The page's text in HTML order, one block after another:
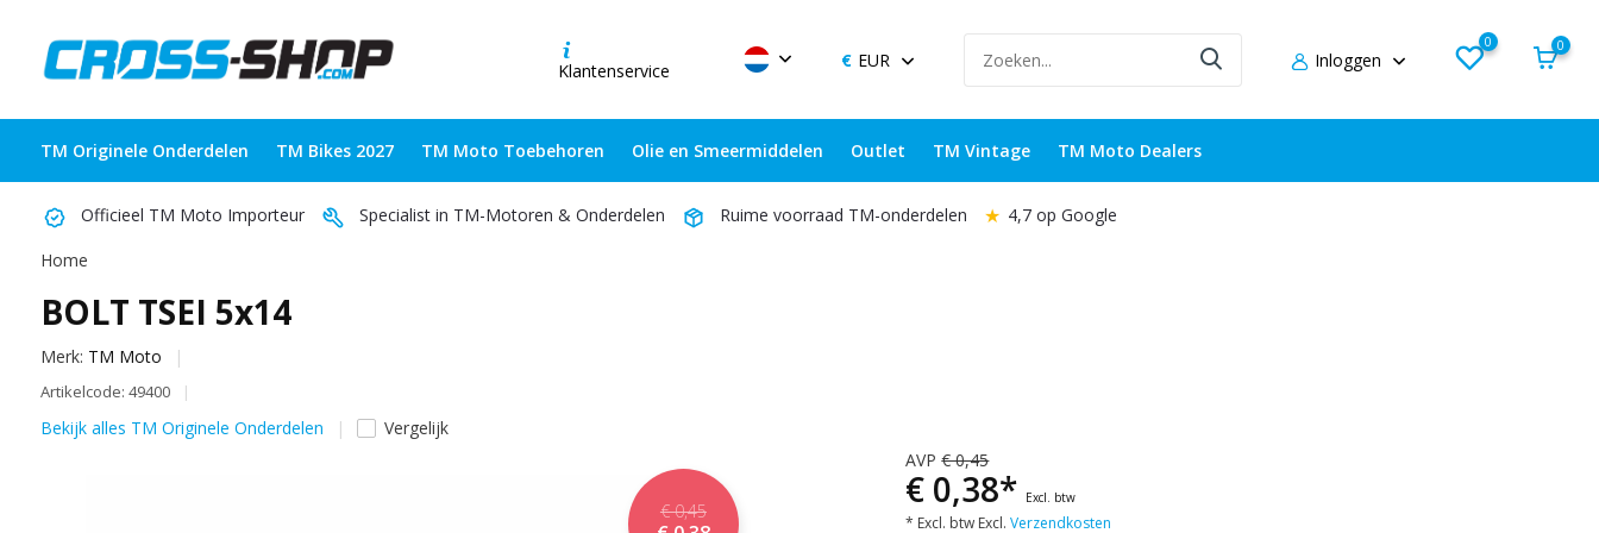
Klantenservice EUR Inloggen
0 0
TM Originele Onderdelen TM Bikes 2027 TM Moto Toebehoren Olie en Smeermiddelen Outlet TM Vintage TM Moto Dealers
Officieel TM Moto Importeur Specialist in TM-Motoren & Onderdelen Ruime voorraad TM-onderdelen ★ 4,7 op Google
Home
BOLT TSEI 5x14
Merk: TM Moto
Artikelcode: 49400
Bekijk alles TM Originele Onderdelen Vergelijk
€ 0,45
AVP€ 0,45
€ 0,38* Excl. btw
* Excl. btw Excl.Verzendkosten